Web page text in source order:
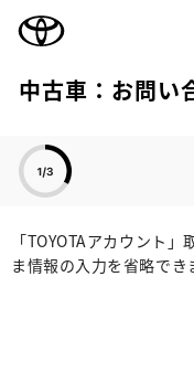
中古車：お問い
「TOYOTAアカウント
ま情報の入力を省略でき